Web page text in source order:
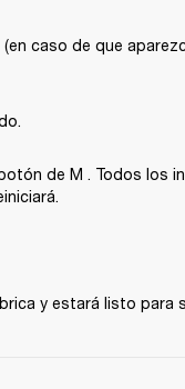
(en caso de que
de M . Todos los
y estará listo para